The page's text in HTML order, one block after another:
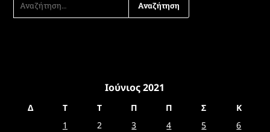
ΓΙΑ:
Ιούνιος 2021
Δ Τ Τ Π Π Σ
Κ
1
2 3 4 5
6